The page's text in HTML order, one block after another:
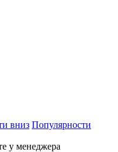
вниз Популярности
у менеджера